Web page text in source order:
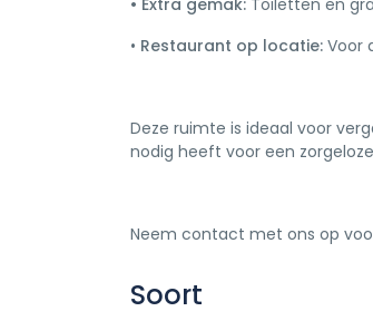
• Extra gemak: Toiletten en
• Restaurant op locatie: Voor
Deze ruimte is ideaal voor
nodig heeft voor een
Neem contact met ons op
Soort